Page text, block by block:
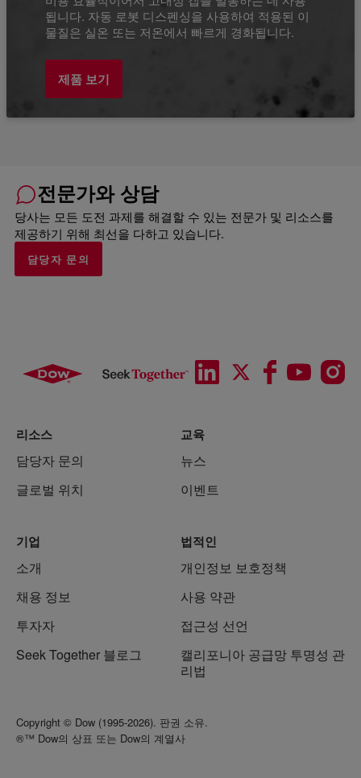
됩니다. 자동 로봇 디스펜싱을 사용하여 적용된 이
물질은 실온 또는 저온에서 빠르게 경화됩니다.
제품 보기
전문가와 상담
당사는 모든 도전 과제를 해결할 수 있는 전문가 및 리소스를
제공하기 위해 최선을 다하고 있습니다.
담당자 문의
리소스
담당자 문의
글로벌 위치
교육
뉴스
이벤트
기업
소개
채용 정보
투자자
Seek Together 블로그
법적인
개인정보 보호정책
사용 약관
접근성 선언
캘리포니아 공급망 투명성 관
리법
Copyright © Dow (1995-2026). 판권 소유.
®™ Dow의 상표 또는 Dow의 계열사